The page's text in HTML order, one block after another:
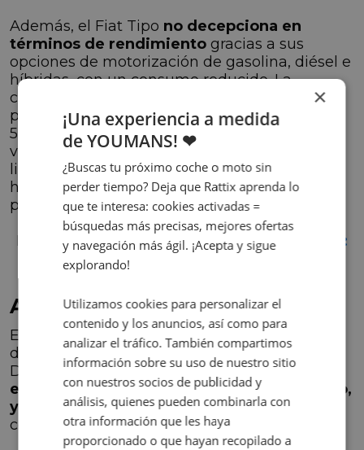
Además, el Fiat Tipo no decepciona en
términos de rendimiento gracias a sus
opciones de motorización de gasolina, diésel e
híbridas, con un consumo reducido. La
compañía afirma que el motor de gasolina
permite recorrer 100 kilómetros consumiendo
5.7 litros de combustible, mientras que en las
versiones diésel se consumen entre 4.5 y 4.7
litros, dependiendo de la potencia. La versión
híbrida tiene un consumo medio de 4.7 litros
por cada 100 kilómetros.
Descubre:Kia Ceed Tourer vs Fiat Tipo SW:
Familiares grandes
ALFA ROMEO GIULIA
El romántico Alfa Romeo Giulia
es la berlina
del renacimiento de la compañía milanesa.
Destaca por sus líneas audaces pero
elegantes, un interior moderno y espacioso,
y una mecánica refinadaque permite una
conducción precisa y atractiva.
×
¡Una experiencia a medida
de YOUMANS! ❤
¿Buscas tu próximo coche o moto sin
perder tiempo? Deja que Rattix aprenda lo
que te interesa: cookies activadas =
búsquedas más precisas, mejores ofertas
y navegación más ágil. ¡Acepta y sigue
explorando!
Utilizamos cookies para personalizar el
contenido y los anuncios, así como para
analizar el tráfico. También compartimos
información sobre su uso de nuestro sitio
con nuestros socios de publicidad y
análisis, quienes pueden combinarla con
otra información que les haya
proporcionado o que hayan recopilado a